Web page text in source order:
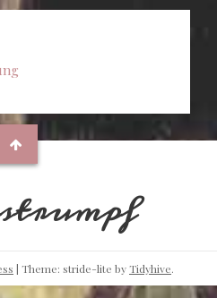
| Theme: stride-lite byTidyhive.